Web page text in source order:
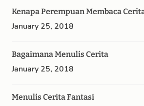
Kenapa Perempuan Membaca
January 25, 2018
Bagaimana Menulis Cerita
January 25, 2018
Menulis Cerita Fantasi